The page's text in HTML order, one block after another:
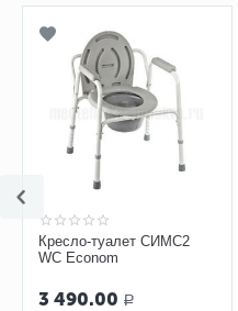
Поручень для ванной
СИМС2 10401 (31 см)
870.00 Р